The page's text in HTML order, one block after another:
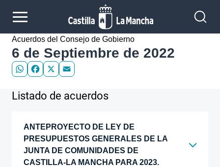
Acuerdos del Consejo de Gobierno
6 de Septiembre de 2022
WhatsApp
Facebook
X
Listado de acuerdos
ANTEPROYECTO DE LEY DE
PRESUPUESTOS GENERALES DE LA
JUNTA DE COMUNIDADES DE
CASTILLA-LA MANCHA PARA 2023.